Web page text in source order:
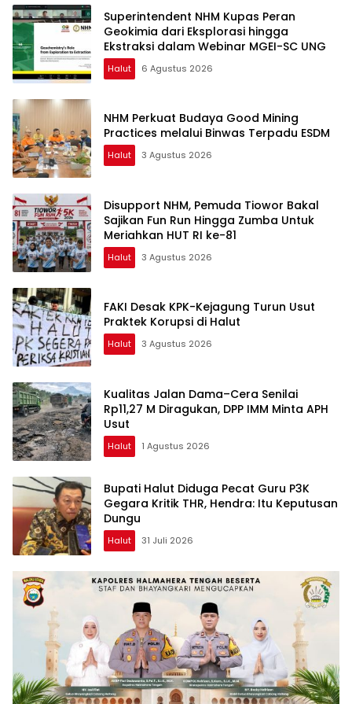
Superintendent NHM Kupas Peran
Geokimia dari Eksplorasi hingga
Ekstraksi dalam Webinar MGEI-SC UNG
Halut 6 Agustus 2026
NHM Perkuat Budaya Good Mining
Practices melalui Binwas Terpadu ESDM
Halut 3 Agustus 2026
Disupport NHM, Pemuda Tiowor Bakal
Sajikan Fun Run Hingga Zumba Untuk
Meriahkan HUT RI ke-81
Halut 3 Agustus 2026
FAKI Desak KPK-Kejagung Turun Usut
Praktek Korupsi di Halut
Halut 3 Agustus 2026
Kualitas Jalan Dama–Cera Senilai
Rp11,27 M Diragukan, DPP IMM Minta APH
Usut
Halut 1 Agustus 2026
Bupati Halut Diduga Pecat Guru P3K
Gegara Kritik THR, Hendra: Itu Keputusan
Dungu
Halut 31 Juli 2026